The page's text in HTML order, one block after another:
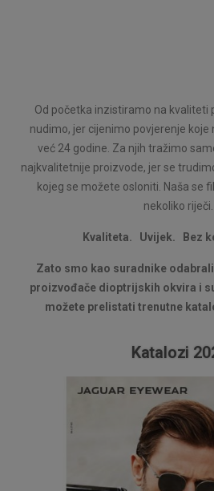
Od početka inzistiramo na kvaliteti
nudimo, jer cijenimo povjerenje koje
već 24 godine. Za njih tražimo
najkvalitetnije proizvode, jer se
kojeg se možete osloniti. Naša se
nekoliko riječi.
Kvaliteta. Uvijek. Bez
Zato smo kao suradnike
proizvođače dioptrijskih okvira i
možete prelistati trenutne
Katalozi